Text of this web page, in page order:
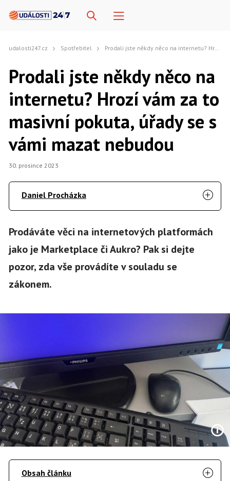
udalosti247.cz Spotřebitel Prodali jste někdy něco na internetu? Hrozí vám za to masivní pokuta, úřady se s vámi mazat nebudou
Prodali jste někdy něco na
internetu? Hrozí vám za to
masivní pokuta, úřady se s
vámi mazat nebudou
30. prosince 2023
Daniel Procházka
Prodáváte věci na internetových platformách
jako je Marketplace či Aukro? Pak si dejte
pozor, zda vše provádíte v souladu se
zákonem.
Obsah článku